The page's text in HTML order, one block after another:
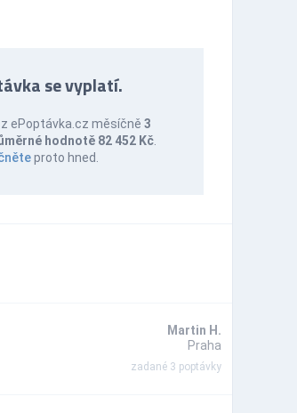
se vyplatí.
z ePoptávka.cz měsíčně3
hodnotě 82 452 Kč.
proto hned.
Martin H.
Praha
zadané 3 poptávky